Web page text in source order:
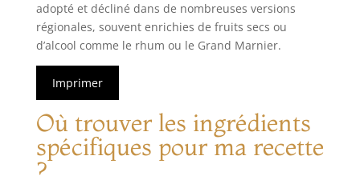
adopté et décliné dans de nombreuses versions
régionales, souvent enrichies de fruits secs ou
d’alcool comme le rhum ou le Grand Marnier.
Imprimer
Où trouver les ingrédients
spécifiques pour ma recette